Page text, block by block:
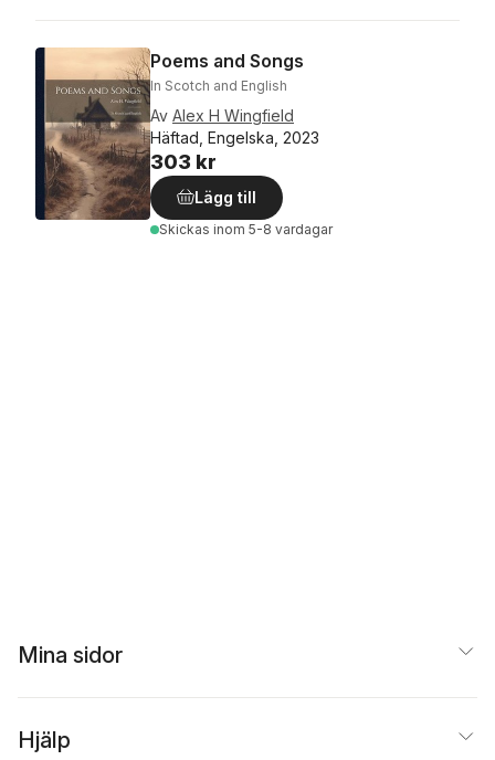
Poems and Songs
In Scotch and English
Av Alex H Wingfield
Häftad, Engelska, 2023
303 kr
Lägg till
Skickas inom 5-8 vardagar
Mina sidor
Hjälp